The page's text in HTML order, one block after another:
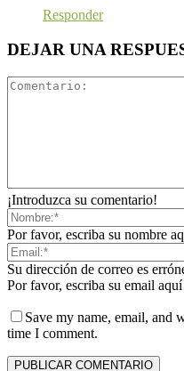
Responder
DEJAR UNA
¡Introduzca su comentario!
Por favor, escriba su nombre
Su dirección de correo es
Por favor, escriba su email aquí
Save my name, email, and
time I comment.